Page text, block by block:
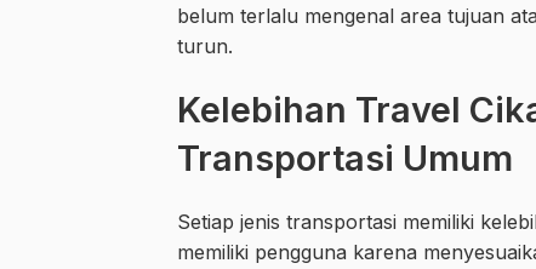
belum terlalu mengenal area tujuan
turun.
Kelebihan Travel
Transportasi Umum
Setiap jenis transportasi memiliki
memiliki pengguna karena